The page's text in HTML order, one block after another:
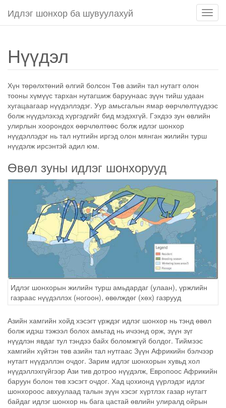
Идлэг шонхор ба шувуулахуй
Нүүдэл
Хүн төрөлхтөний өлгий болсон Төв азийн тал нутагт олон
тооны хүмүүс тархан нутагшиж баруунаас зүүн тийш удаан
хугацаагаар нүүдэллэдэг. Уур амьсгалын ямар өөрчлөлтүүдээс
болж нүүдэлэхэд хүргэдгийг бид мэдэхгүй. Гэхдээ зун өвлийн
улирлын хоорондох өөрчлөлтөөс болж идлэг шонхор
нүүдэллэдэг нь тал нутгийн иргэд олон мянган жилийн турш
нүүдэлж ирсэнтэй адил юм.
Өвөл зуны идлэг шонхорууд
Идлэг шонхорын жилийн турш амьдардаг (улаан), үржлийн
газраас нүүдэллэх (ногоон), өвөлждөг (хөх) газрууд
Азийн хамгийн хойд хэсэгт үрждэг идлэг шонхор нь тэнд өвөл
болж идэш тэжээл болох амьтад нь ичээнд орж, зүүн зүг
нүүдлэн явдаг тул тэндээ байх боломжгүй болдог. Тиймээс
хамгийн хүйтэн төв азийн тал нутгаас Зүүн Африкийн бэлчээр
нутагт нүүдэллэн очдог. Зарим идлэг шонхорын хувьд хол
нүүдэллэхгүйгээр Ази тив дотроо нүүдэлж, Европоос Африкийн
баруун болон төв хэсэгт очдог. Хад цохионд үүрлэдэг идлэг
шонхороос авхуулаад талын зүүн хэсэг хүртлэх газар нутагт
байдаг идлэг шонхор нь бага цастай өвлийн улиралд ойрын